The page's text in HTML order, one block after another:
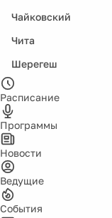
Чайковский
Чита
Шерегеш
Расписание
Программы
Новости
Ведущие
События